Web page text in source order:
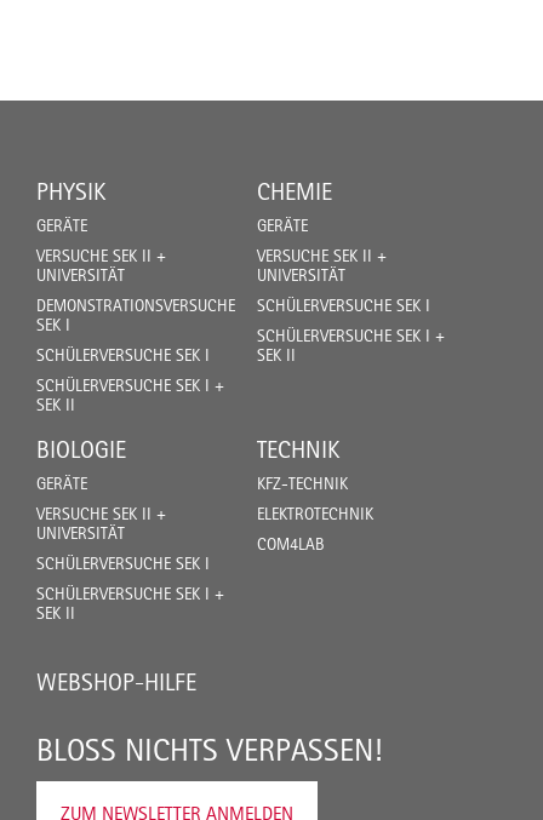
PHYSIK
GERÄTE
VERSUCHE SEK II +
UNIVERSITÄT
DEMONSTRATIONSVERSUCHE
SEK I
SCHÜLERVERSUCHE SEK I
SCHÜLERVERSUCHE SEK I +
SEK II
CHEMIE
GERÄTE
VERSUCHE SEK II +
UNIVERSITÄT
SCHÜLERVERSUCHE SEK I
SCHÜLERVERSUCHE SEK I +
SEK II
BIOLOGIE
GERÄTE
VERSUCHE SEK II +
UNIVERSITÄT
SCHÜLERVERSUCHE SEK I
SCHÜLERVERSUCHE SEK I +
SEK II
TECHNIK
KFZ-TECHNIK
ELEKTROTECHNIK
COM4LAB
WEBSHOP-HILFE
BLOSS NICHTS VERPASSEN!
ZUM NEWSLETTER ANMELDEN